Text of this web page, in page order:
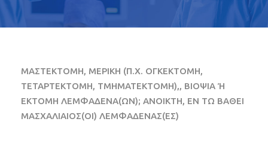
ΜΑΣΤΕΚΤΟΜΗ, ΜΕΡΙΚΗ (Π.Χ. ΟΓΚΕΚΤΟΜΗ,
ΤΕΤΑΡΤΕΚΤΟΜΗ, ΤΜΗΜΑΤΕΚΤΟΜΗ),, ΒΙΟΨΙΑ Ή
ΕΚΤΟΜΗ ΛΕΜΦΑΔΕΝΑ(ΩΝ); ΑΝΟΙΚΤΗ, ΕΝ ΤΩ ΒΑΘΕΙ
ΜΑΣΧΑΛΙΑΙΟΣ(ΟΙ) ΛΕΜΦΑΔΕΝΑΣ(ΕΣ)